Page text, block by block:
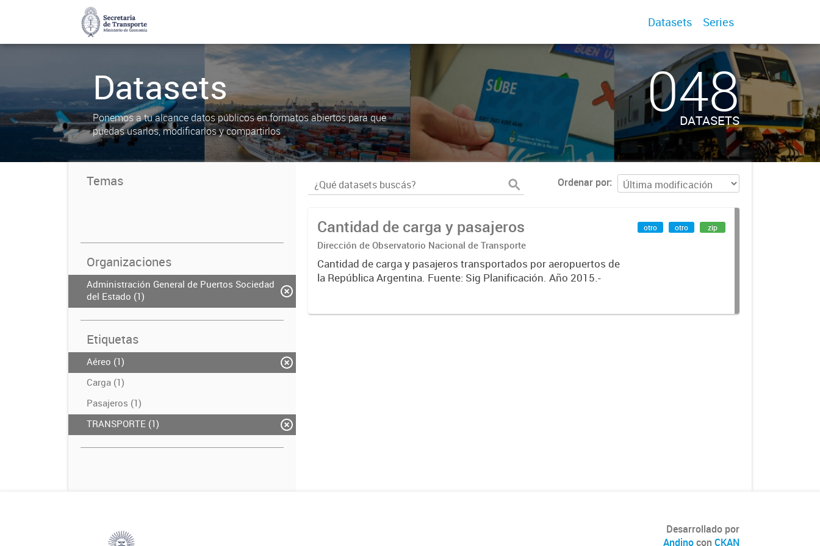
Datasets Series
Datasets
Ponemos a tu alcance datos públicos en formatos abiertos para que
puedas usarlos, modificarlos y compartirlos
048
DATASETS
Temas
Organizaciones
Administración General de Puertos Sociedad
del Estado (1)
Etiquetas
Aéreo (1)
Carga (1)
Pasajeros (1)
TRANSPORTE (1)
Ordenar por
Cantidad de carga y pasajeros
Dirección de Observatorio Nacional de Transporte
Cantidad de carga y pasajeros transportados por aeropuertos de
la República Argentina. Fuente: Sig Planificación. Año 2015.-
otro otro zip
Desarrollado por
Andinocon CKAN